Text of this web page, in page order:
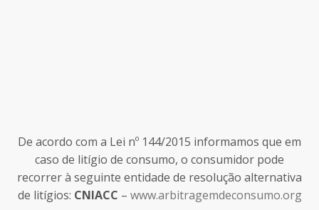
De acordo com a Lei nº 144/2015 informamos que em
caso de litígio de consumo, o consumidor pode
recorrer à seguinte entidade de resolução alternativa
de litígios: CNIACC – www.arbitragemdeconsumo.org